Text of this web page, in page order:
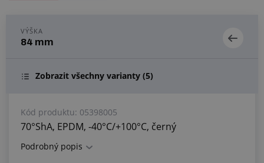
VÝŠKA
84 mm
Zobrazit všechny varianty (5)
Kód produktu: 05398005
70°ShA, EPDM, -40°C/+100°C, černý
Podrobný popis